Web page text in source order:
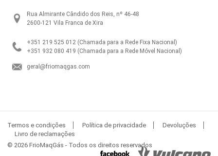
Rua Almirante Cândido dos Reis, nº 46-48
2600-121 Vila Franca de Xira
+351 219 525 012 (Chamada para a Rede Fixa Nacional)
+351 932 080 419 (Chamada para a Rede Móvel Nacional)
geral@friomaqgas.com
Termos e condições Política de privacidade
Devoluções
Livro de reclamações
© 2026 FrioMaqGás - Todos os direitos reservados